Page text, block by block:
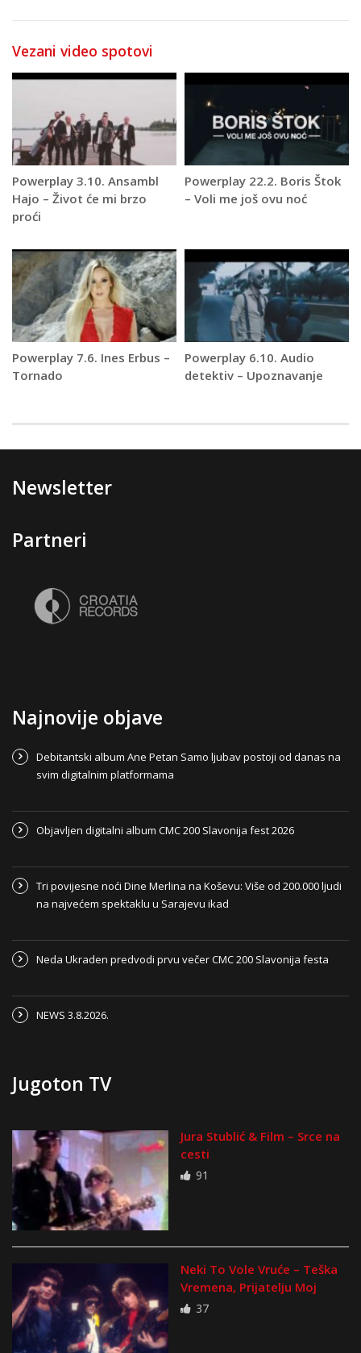
Vezani video spotovi
Powerplay 3.10. Ansambl
Hajo – Život će mi brzo
proći
Powerplay 22.2. Boris Štok
– Voli me još ovu noć
Powerplay 7.6. Ines Erbus –
Tornado
Powerplay 6.10. Audio
detektiv – Upoznavanje
Newsletter
Partneri
Najnovije objave
Debitantski album Ane Petan Samo ljubav postoji od danas na
svim digitalnim platformama
Objavljen digitalni album CMC 200 Slavonija fest 2026
Tri povijesne noći Dine Merlina na Koševu: Više od 200.000 ljudi
na najvećem spektaklu u Sarajevu ikad
Neda Ukraden predvodi prvu večer CMC 200 Slavonija festa
NEWS 3.8.2026.
Jugoton TV
Jura Stublić & Film – Srce na
cesti
91
Neki To Vole Vruće – Teška
Vremena, Prijatelju Moj
37